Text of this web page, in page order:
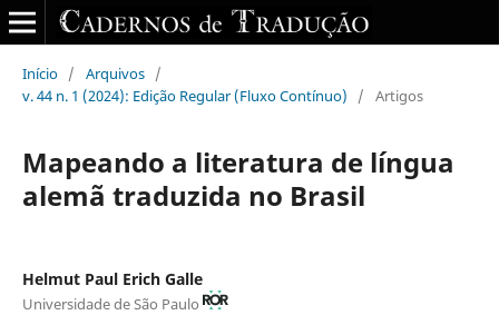
Início / Arquivos /
v. 44 n. 1 (2024): Edição Regular (Fluxo Contínuo)
/ Artigos
Mapeando a literatura de língua
alemã traduzida no Brasil
Helmut Paul Erich Galle
Universidade de São Paulo